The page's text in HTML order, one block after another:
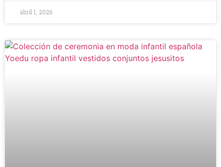
abril 1, 2026